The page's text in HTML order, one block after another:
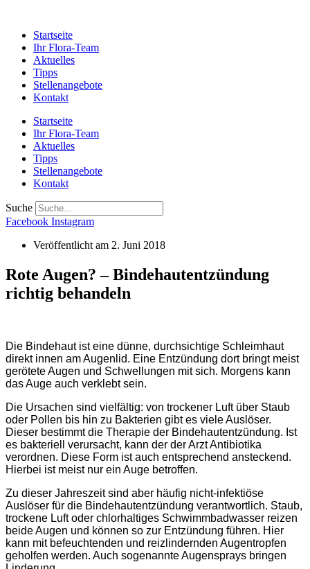
Startseite
Ihr Flora-Team
Aktuelles
Tipps
Stellenangebote
Kontakt
Startseite
Ihr Flora-Team
Aktuelles
Tipps
Stellenangebote
Kontakt
Suche
Facebook Instagram
Veröffentlicht am 2. Juni 2018
Rote Augen? – Bindehautentzündung
richtig behandeln
Die Bindehaut ist eine dünne, durchsichtige Schleimhaut
direkt innen am Augenlid. Eine Entzündung dort bringt meist
gerötete Augen und Schwellungen mit sich. Morgens kann
das Auge auch verklebt sein.
Die Ursachen sind vielfältig: von trockener Luft über Staub
oder Pollen bis hin zu Bakterien gibt es viele Auslöser.
Dieser bestimmt die Therapie der Bindehautentzündung. Ist
es bakteriell verursacht, kann der der Arzt Antibiotika
verordnen. Diese Form ist auch entsprechend ansteckend.
Hierbei ist meist nur ein Auge betroffen.
Zu dieser Jahreszeit sind aber häufig nicht-infektiöse
Auslöser für die Bindehautentzündung verantwortlich. Staub,
trockene Luft oder chlorhaltiges Schwimmbadwasser reizen
beide Augen und können so zur Entzündung führen. Hier
kann mit befeuchtenden und reizlindernden Augentropfen
geholfen werden. Auch sogenannte Augensprays bringen